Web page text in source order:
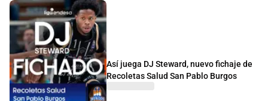
Así juega DJ Steward, nuevo fichaje de
Recoletas Salud San Pablo Burgos